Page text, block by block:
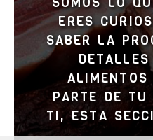
ERES
SABER LA
PARTE DE
TI, ESTA